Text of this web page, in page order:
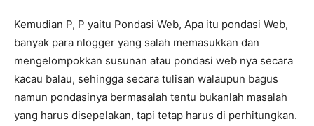
Kemudian P, P yaitu Pondasi Web, Apa itu pondasi Web,
banyak para nlogger yang salah memasukkan dan
mengelompokkan susunan atau pondasi web nya secara
kacau balau, sehingga secara tulisan walaupun bagus
namun pondasinya bermasalah tentu bukanlah masalah
yang harus disepelakan, tapi tetap harus di perhitungkan.